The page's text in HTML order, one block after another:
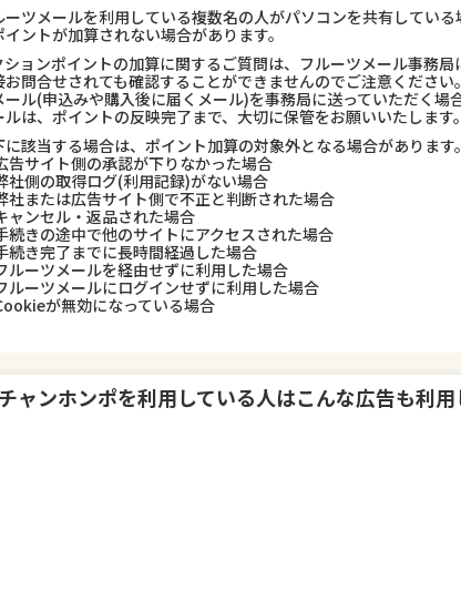
ーツメールを利用している複数名の人がパソコンを共有してい
イントが加算されない場合があります。
ションポイントの加算に関するご質問は、フルーツメール事務
お問合せされても確認することができませんのでご注意くださ
ール(申込みや購入後に届くメール)を事務局に送っていただく場
ルは、ポイントの反映完了まで、大切に保管をお願いいたします。
に該当する場合は、ポイント加算の対象外となる場合があります
告サイト側の承認が下りなかった場合
社側の取得ログ(利用記録)がない場合
社または広告サイト側で不正と判断された場合
ャンセル・返品された場合
続きの途中で他のサイトにアクセスされた場合
続き完了までに長時間経過した場合
ルーツメールを経由せずに利用した場合
ルーツメールにログインせずに利用した場合
が無効になっている場合
ャンホンポを利用している人はこんな広告も利